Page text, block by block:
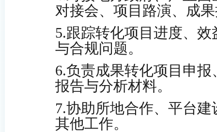
对接会、项目路演、成
5.跟踪转化项目进度、
与合规问题。
6.负责成果转化项目申
报告与分析材料。
7.协助所地合作、平台
其他工作。